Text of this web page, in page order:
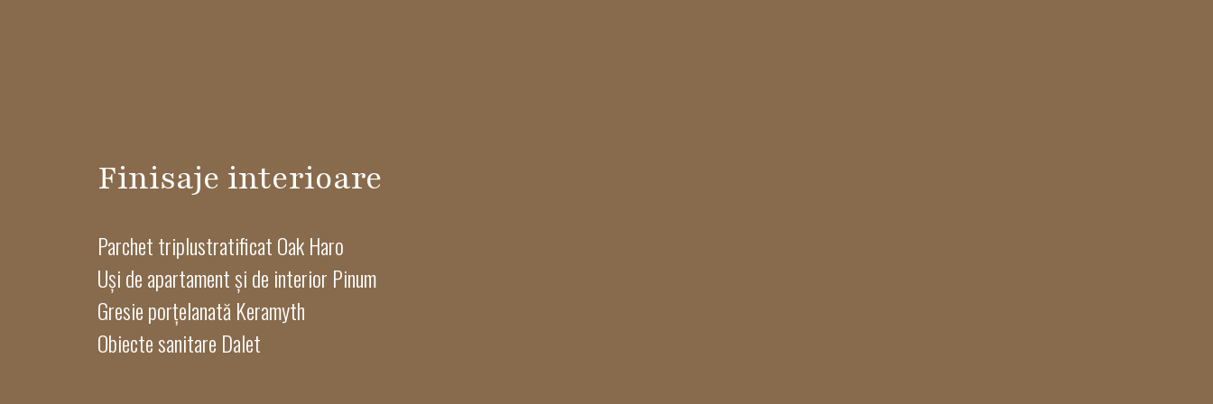
Finisaje interioare
Parchet triplustratificat Oak Haro
Uși de apartament și de interior Pinum
Gresie porțelanată Keramyth
Obiecte sanitare Dalet